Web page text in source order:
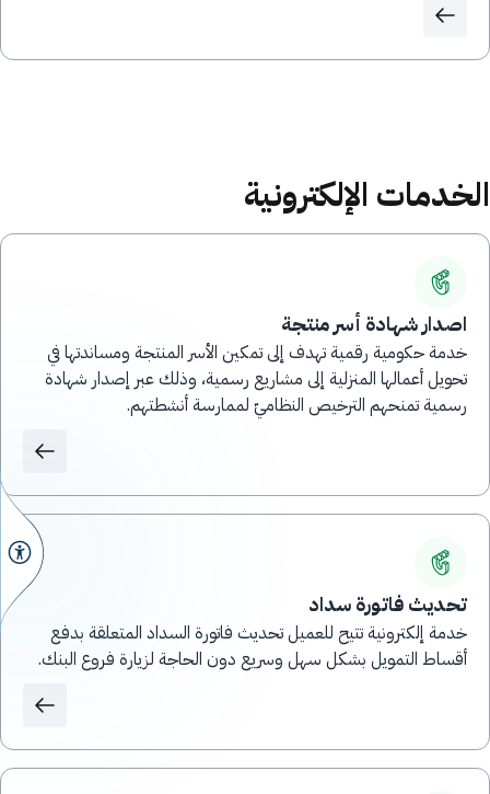
الخدمات الإلكترونية
اصدار شهادة أسر منتجة
خدمة حكومية رقمية تهدف إلى تمكين الأسر المنتجة ومساندتها في
تحويل أعمالها المنزلية إلى مشاريع رسمية، وذلك عبر إصدار شهادة
رسمية تمنحهم الترخيص النظاميّ لممارسة أنشطتهم.
تحديث فاتورة سداد
خدمة إلكترونية تتيح للعميل تحديث فاتورة السداد المتعلقة بدفع
أقساط التمويل بشكل سهل وسريع دون الحاجة لزيارة فروع البنك.